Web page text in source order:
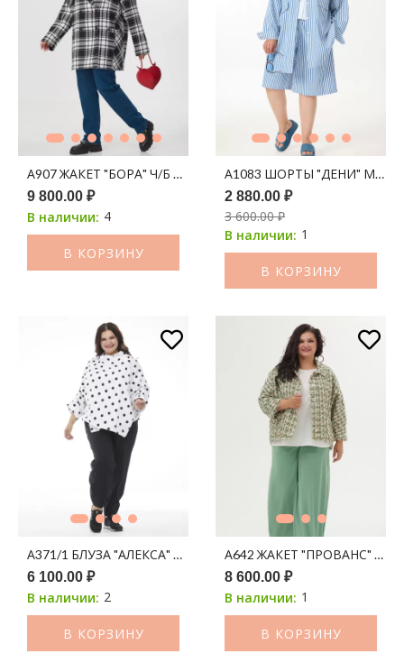
А907 ЖАКЕТ "БОРА" Ч/Б ПРИНТ КЛЕТКА
9 800.00 ₽
В наличии: 4
В КОРЗИНУ
А1083 ШОРТЫ "ДЕНИ"
2 880.00 ₽
3 600.00 ₽
В наличии: 1
В КОРЗИНУ
А371/1 БЛУЗА "АЛЕКСА" БОХО БЕЛЫЙ ПРИНТ ЧЕРНЫЙ ГОРОХ
6 100.00 ₽
В наличии: 2
В КОРЗИНУ
А642 ЖАКЕТ "ПРОВАНС"
8 600.00 ₽
В наличии: 1
В КОРЗИНУ